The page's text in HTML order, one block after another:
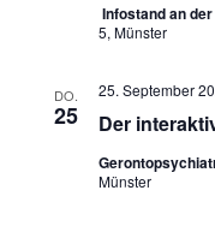
Infostand an
5, Münster
DO.
25 Der
25. September
Münster